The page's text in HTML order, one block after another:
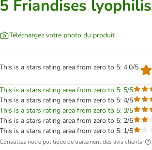
5 Friandises
Téléchargez votre photo du produit
This is a stars rating area from zero to 5: 4.0/5
This is a stars rating area from zero to 5: 5/5
This is a stars rating area from zero to 5: 4/5
This is a stars rating area from zero to 5: 3/5
This is a stars rating area from zero to 5: 2/5
This is a stars rating area from zero to 5: 1/5
Consultez notre politique de traitement des avis clients